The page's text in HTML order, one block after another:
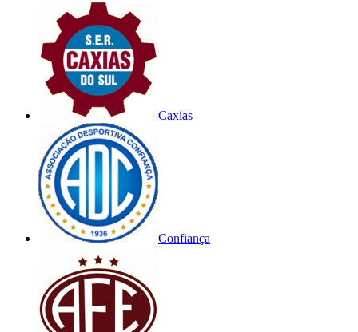
Caxias
Confiança